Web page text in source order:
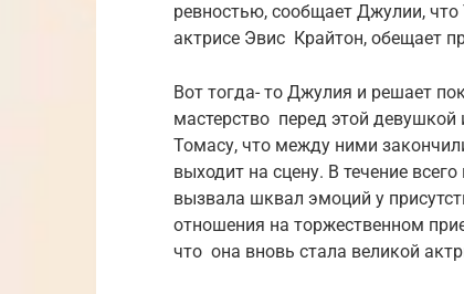
ревностью, сообщает Джулии,
актрисе Эвис Крайтон, обещает
Вот тогда- то Джулия и решает
мастерство перед этой
Томасу, что между ними
выходит на сцену. В течение
вызвала шквал эмоций у
отношения на торжественном
что она вновь стала великой